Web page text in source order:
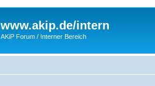
www.akip.de/intern
AKiP Forum / Interner Bereich